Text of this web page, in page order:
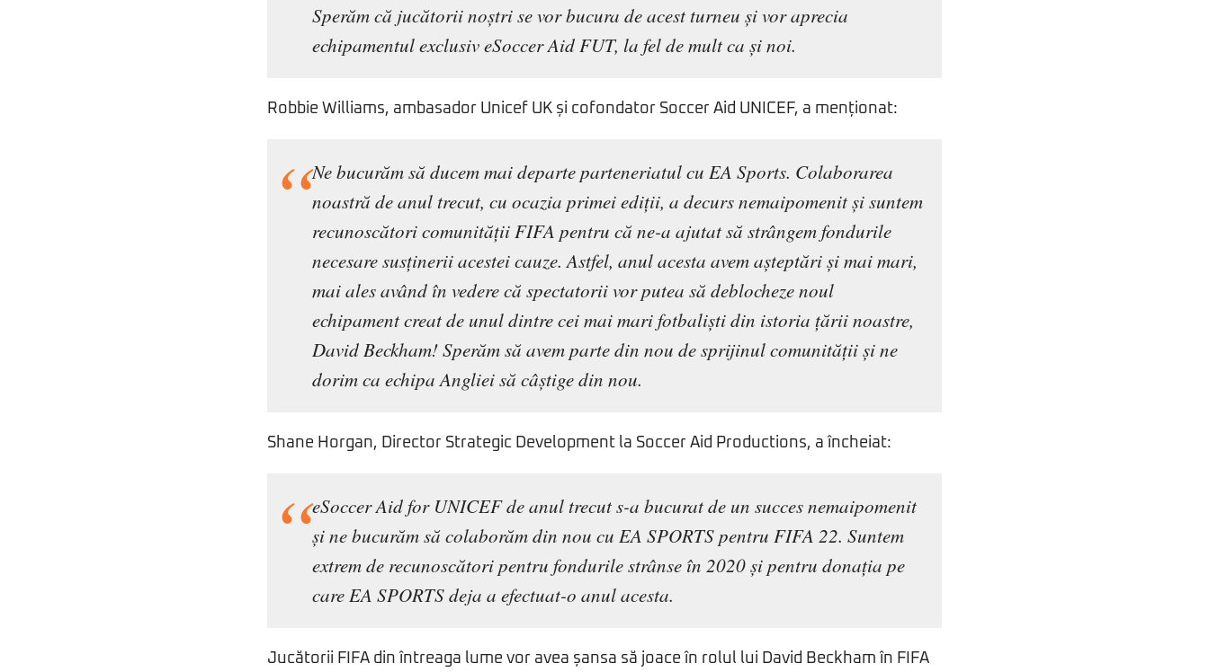
Sperăm că jucătorii noștri se vor bucura de acest turneu și vor aprecia
echipamentul exclusiv eSoccer Aid FUT, la fel de mult ca și noi.
Robbie Williams, ambasador Unicef UK și cofondator Soccer Aid UNICEF, a menționat:
Ne bucurăm să ducem mai departe parteneriatul cu EA Sports. Colaborarea
noastră de anul trecut, cu ocazia primei ediții, a decurs nemaipomenit și suntem
recunoscători comunității FIFA pentru că ne-a ajutat să strângem fondurile
necesare susținerii acestei cauze. Astfel, anul acesta avem așteptări și mai mari,
mai ales având în vedere că spectatorii vor putea să deblocheze noul
echipament creat de unul dintre cei mai mari fotbaliști din istoria țării noastre,
David Beckham! Sperăm să avem parte din nou de sprijinul comunității și ne
dorim ca echipa Angliei să câștige din nou.
Shane Horgan, Director Strategic Development la Soccer Aid Productions, a încheiat:
eSoccer Aid for UNICEF de anul trecut s-a bucurat de un succes nemaipomenit
și ne bucurăm să colaborăm din nou cu EA SPORTS pentru FIFA 22. Suntem
extrem de recunoscători pentru fondurile strânse în 2020 și pentru donația pe
care EA SPORTS deja a efectuat-o anul acesta.
Jucătorii FIFA din întreaga lume vor avea șansa să joace în rolul lui David Beckham în FIFA